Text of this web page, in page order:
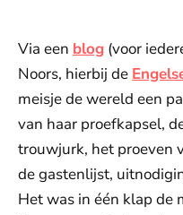
Via een blog (voor
Noors, hierbij de
meisje de wereld een
van haar proefkapsel,
trouwjurk, het proeven
de gastenlijst,
Het was in één klap de